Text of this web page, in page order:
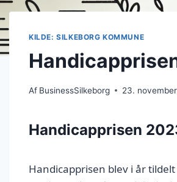
KILDE: SILKEBORG KOMMUNE
Af BusinessSilkeborg 23.
Handicapprisen
Handicapprisen blev i år